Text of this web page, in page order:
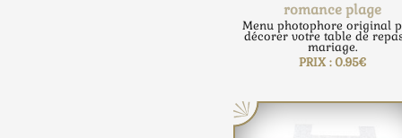
romance plage
Menu photophore original
décorer votre table de
mariage.
PRIX : 0.95€